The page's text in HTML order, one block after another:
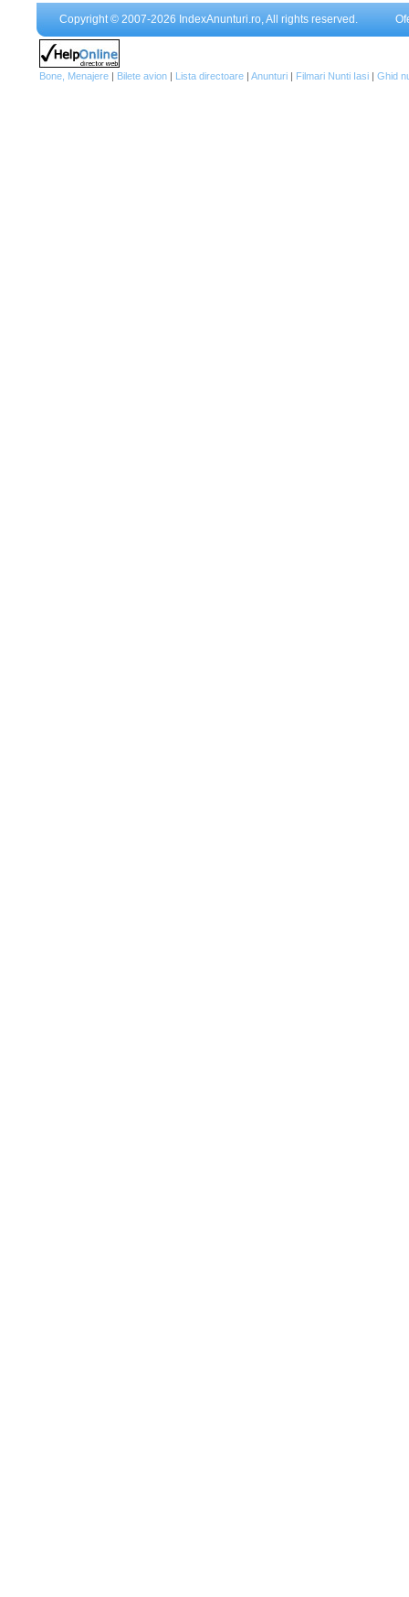
Copyright © 2007-2026 IndexAnunturi.ro, All rights reserved.
Bone, Menajere | Bilete avion | Lista directoare | Anunturi | Filmari Nunti Iasi | Ghid